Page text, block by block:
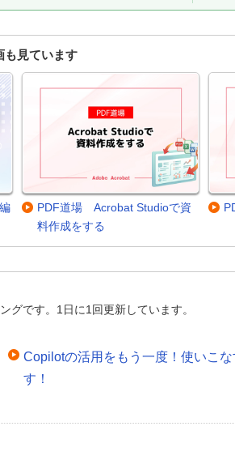
も見ています
PDF道場 Acrobat Studioで資
料作成をする
グです。1日に1回更新しています。
Copilotの活用をもう一度！使いこ
す！